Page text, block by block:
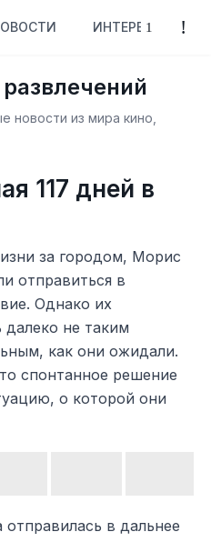
ИНТЕРЕСНОЕ
новости из мира кино,
117 дней в
за городом, Морис
отправиться в
Однако их
далеко не таким
как они ожидали.
спонтанное решение
о которой они
отправилась в дальнее